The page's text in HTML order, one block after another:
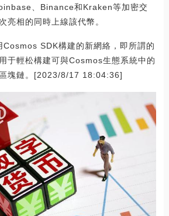
、Binance和Kraken等加密交
亮相的同時上線該代幣。
Cosmos SDK構建的新網絡，即所謂的
于輕松構建可與Cosmos生態系統中的
塊鏈。[2023/8/17 18:04:36]